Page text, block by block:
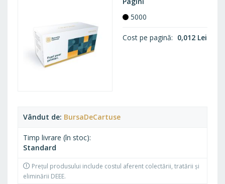
Vândut de BursaDeCartuse
Timp livrare (în stoc)
Standard
Prețul produsului include costul aferent colectării, tratării și
eliminării DEEE.
5000
Cost pe pagină 0,012 Lei